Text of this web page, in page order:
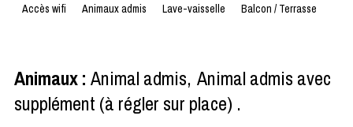
Accès wifi Animaux admis Lave-vaisselle Balcon / Terrasse
Animaux: Animal admis Animal admis avec
supplément (à régler sur place)